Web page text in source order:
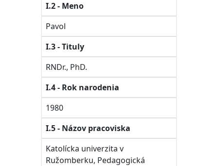
I.2 - Meno
Pavol
I.3 - Tituly
RNDr., PhD.
I.4 - Rok narodenia
1980
I.5 - Názov pracoviska
Katolícka univerzita v
Ružomberku, Pedagogická